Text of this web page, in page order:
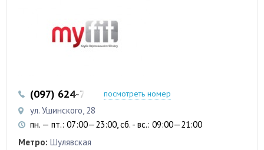
(097) 624-74-35посмотреть номер
ул. Ушинского, 28
пн. — пт.: 07:00—23:00, сб. - вс.: 09:00—21:00
Метро: Шулявская